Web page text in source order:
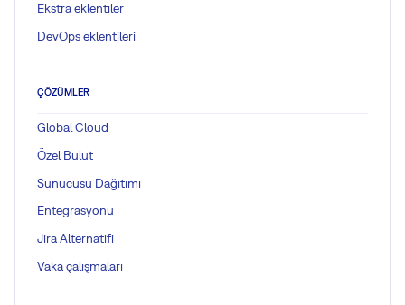
Ekstra eklentiler
DevOps eklentileri
ÇÖZÜMLER
Global Cloud
Özel Bulut
Sunucusu Dağıtımı
Entegrasyonu
Jira Alternatifi
Vaka çalışmaları